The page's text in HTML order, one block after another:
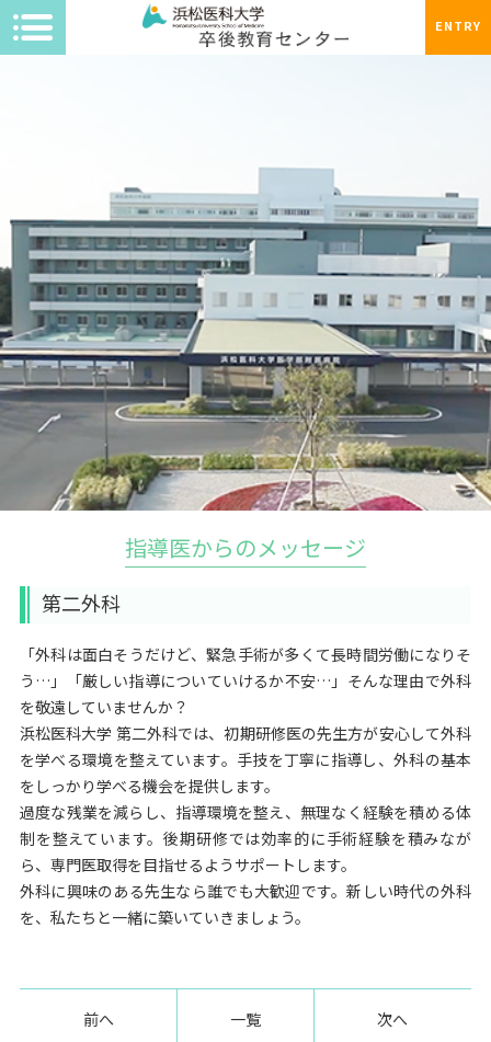
ENTRY
指導医からのメッセージ
第二外科
「外科は面白そうだけど、緊急手術が多くて長時間労働になりそ
う…」「厳しい指導についていけるか不安…」そんな理由で外科
を敬遠していませんか？
浜松医科大学 第二外科では、初期研修医の先生方が安心して外科
を学べる環境を整えています。手技を丁寧に指導し、外科の基本
をしっかり学べる機会を提供します。
過度な残業を減らし、指導環境を整え、無理なく経験を積める体
制を整えています。後期研修では効率的に手術経験を積みなが
ら、専門医取得を目指せるようサポートします。
外科に興味のある先生なら誰でも大歓迎です。新しい時代の外科
を、私たちと一緒に築いていきましょう。
前へ 一覧 次へ